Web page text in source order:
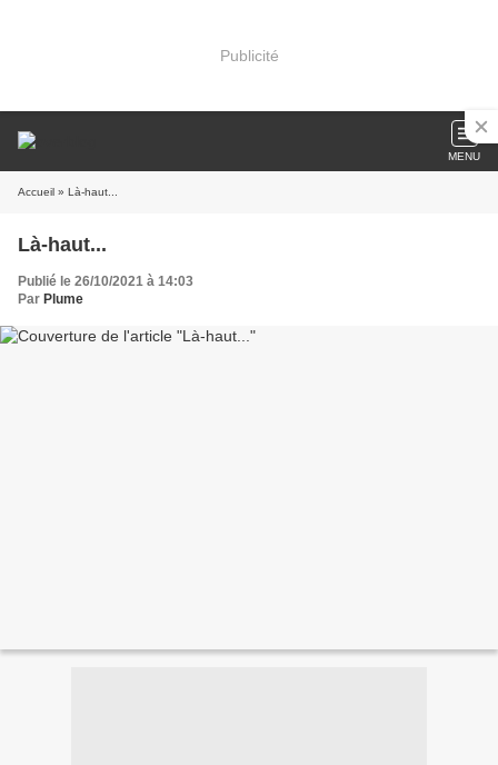
Publicité
MENU
Accueil » Là-haut...
Là-haut...
Publié le 26/10/2021 à 14:03
Par Plume